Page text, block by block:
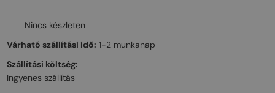
Nincs készleten
Várható szállítási idő: 1-2 munkanap
Szállítási költség:
Ingyenes szállítás